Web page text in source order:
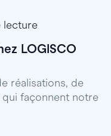
lecture
LOGISCO
réalisations, de
qui façonnent notre